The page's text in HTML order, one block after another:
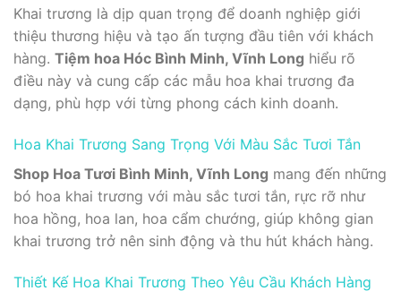
Khai trương là dịp quan trọng để doanh nghiệp giới
thiệu thương hiệu và tạo ấn tượng đầu tiên với khách
hàng. Tiệm hoa Hóc Bình Minh, Vĩnh Long hiểu rõ
điều này và cung cấp các mẫu hoa khai trương đa
dạng, phù hợp với từng phong cách kinh doanh.
Hoa Khai Trương Sang Trọng Với Màu Sắc Tươi Tắn
Shop Hoa Tươi Bình Minh, Vĩnh Long mang đến những
bó hoa khai trương với màu sắc tươi tắn, rực rỡ như
hoa hồng, hoa lan, hoa cẩm chướng, giúp không gian
khai trương trở nên sinh động và thu hút khách hàng.
Thiết Kế Hoa Khai Trương Theo Yêu Cầu Khách Hàng